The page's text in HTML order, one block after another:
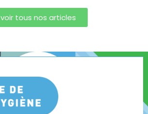
voir tous nos articles